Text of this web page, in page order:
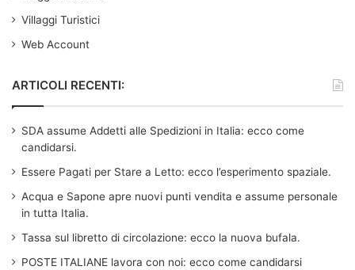
Villaggi Turistici
Web Account
ARTICOLI RECENTI:
SDA assume Addetti alle Spedizioni in Italia: ecco come
candidarsi.
Essere Pagati per Stare a Letto: ecco l’esperimento spaziale.
Acqua e Sapone apre nuovi punti vendita e assume personale
in tutta Italia.
Tassa sul libretto di circolazione: ecco la nuova bufala.
POSTE ITALIANE lavora con noi: ecco come candidarsi